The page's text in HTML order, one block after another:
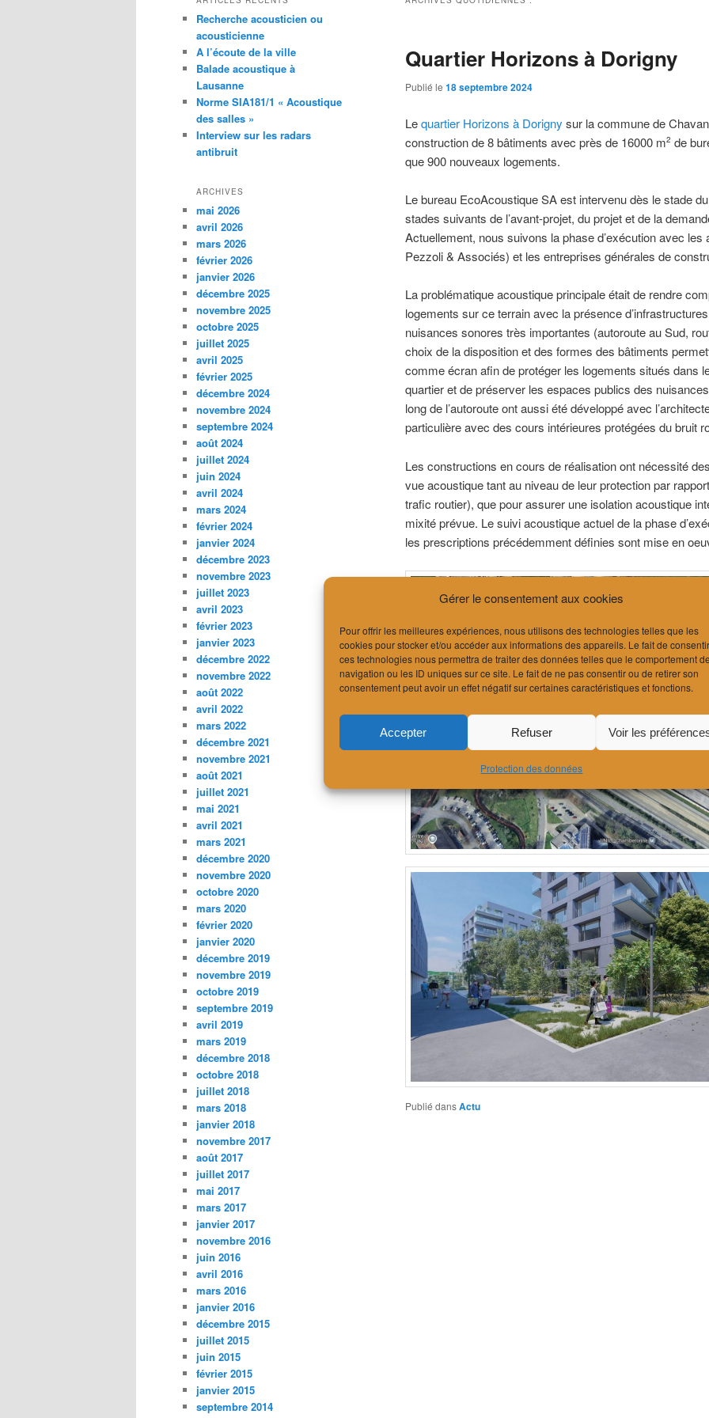
Gérer le consentement aux cookies
Pour offrir les meilleures expériences, nous utilisons des technologies telles que les
cookies pour stocker et/ou accéder aux informations des appareils. Le fait de
ces technologies nous permettra de traiter des données telles que le comportement
navigation ou les ID uniques sur ce site. Le fait de ne pas consentir ou de retirer son
consentement peut avoir un effet négatif sur certaines caractéristiques et fonctions.
Accepter Refuser Voir les
Protection des données
Quartier Horizons à Dorigny
Publié le 18 septembre 2024
Lequartier Horizons à Dorigny sur la commune de
construction de 8 bâtiments avec près de 16000 m2 de
que 900 nouveaux logements.
Le bureau EcoAcoustique SA est intervenu dès le stade
stades suivants de l’avant-projet, du projet et de la
Actuellement, nous suivons la phase d’exécution avec
Pezzoli & Associés) et les entreprises générales de
La problématique acoustique principale était de rendre
logements sur ce terrain avec la présence
nuisances sonores très importantes (autoroute au Sud,
choix de la disposition et des formes des bâtiments
comme écran afin de protéger les logements situés dans
quartier et de préserver les espaces publics des
long de l’autoroute ont aussi été développé avec
particulière avec des cours intérieures protégées du bruit
Les constructions en cours de réalisation ont nécessité
vue acoustique tant au niveau de leur protection par
trafic routier), que pour assurer une isolation acoustique
mixité prévue. Le suivi acoustique actuel de la phase
les prescriptions précédemment définies sont mise en
Publié dansActu
Recherche acousticien ou
acousticienne
A l’écoute de la ville
Balade acoustique à
Lausanne
Norme SIA181/1 « Acoustique
des salles »
Interview sur les radars
antibruit
ARCHIVES
mai 2026
avril 2026
mars 2026
février 2026
janvier 2026
décembre 2025
novembre 2025
octobre 2025
juillet 2025
avril 2025
février 2025
décembre 2024
novembre 2024
septembre 2024
août 2024
juillet 2024
juin 2024
avril 2024
mars 2024
février 2024
janvier 2024
décembre 2023
novembre 2023
juillet 2023
avril 2023
février 2023
janvier 2023
décembre 2022
novembre 2022
août 2022
avril 2022
mars 2022
décembre 2021
novembre 2021
août 2021
juillet 2021
mai 2021
avril 2021
mars 2021
décembre 2020
novembre 2020
octobre 2020
mars 2020
février 2020
janvier 2020
décembre 2019
novembre 2019
octobre 2019
septembre 2019
avril 2019
mars 2019
décembre 2018
octobre 2018
juillet 2018
mars 2018
janvier 2018
novembre 2017
août 2017
juillet 2017
mai 2017
mars 2017
janvier 2017
novembre 2016
juin 2016
avril 2016
mars 2016
janvier 2016
décembre 2015
juillet 2015
juin 2015
février 2015
janvier 2015
septembre 2014